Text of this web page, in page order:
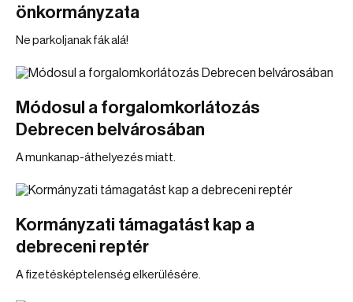
önkormányzata
Ne parkoljanak fák alá!
Módosul a forgalomkorlátozás
Debrecen belvárosában
A munkanap-áthelyezés miatt.
Kormányzati támagatást kap a
debreceni reptér
A fizetésképtelenség elkerülésére.